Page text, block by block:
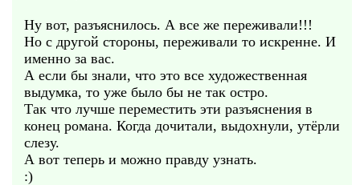
Ну вот, разъяснилось. А все же переживали!!!
Но с другой стороны, переживали то искренне. И
именно за вас.
А если бы знали, что это все художественная
выдумка, то уже было бы не так остро.
Так что лучше переместить эти разъяснения в
конец романа. Когда дочитали, выдохнули, утёрли
слезу.
А вот теперь и можно правду узнать.
:)